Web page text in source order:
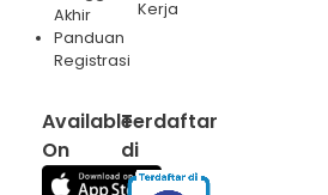
Akhir
Panduan
Registrasi
Kerja
Available
On
Terdaftar
di